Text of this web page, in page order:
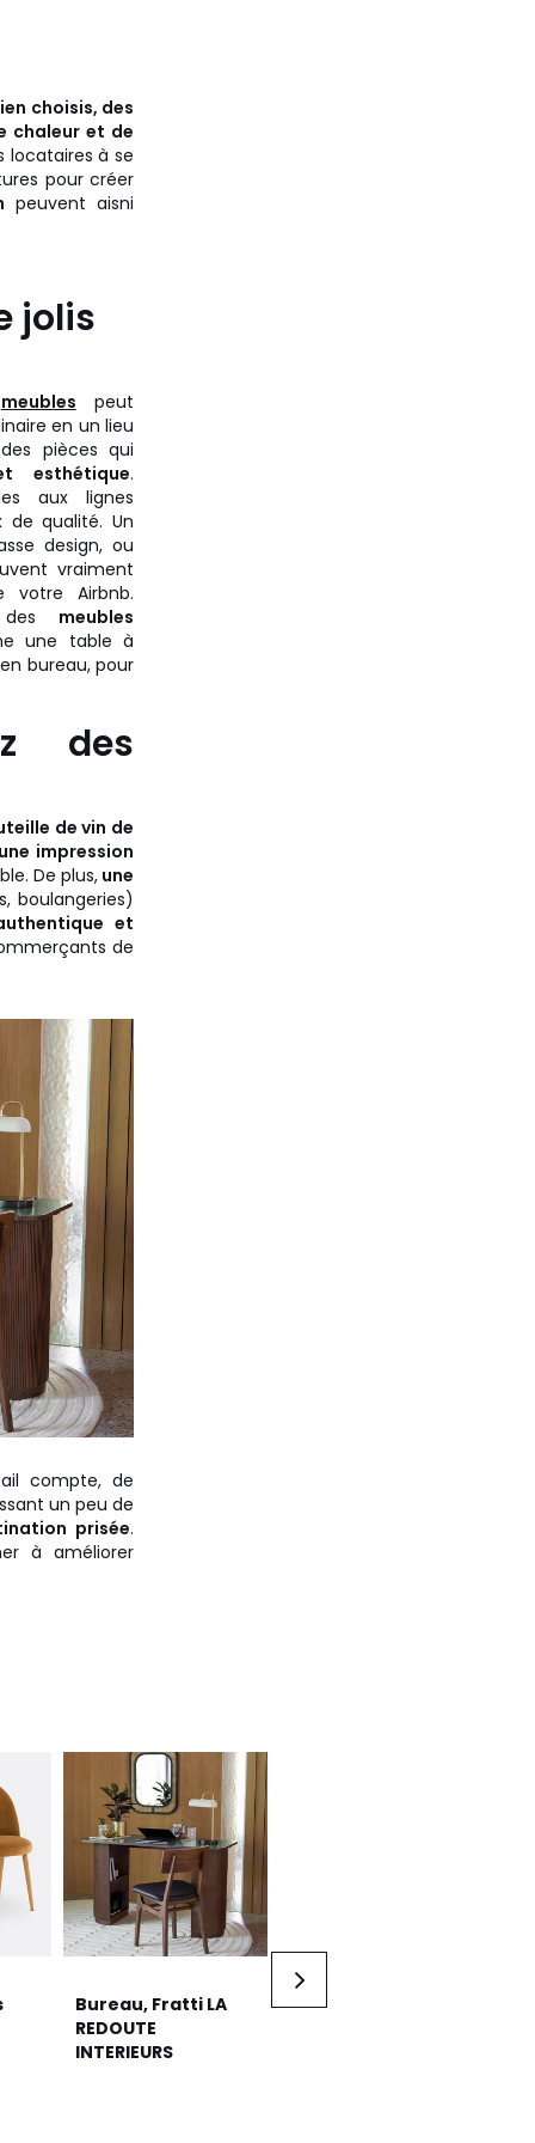
choisis, des
chaleur et de
locataires à se
pour créer
peuvent aisni
jolis
meubles peut
en un lieu
pièces qui
esthétique.
aux lignes
de qualité. Un
design, ou
vraiment
votre Airbnb.
des meubles
une table à
bureau, pour
des
de vin de
impression
De plus, une
boulangeries)
et
de
compte, de
un peu de
prisée.
à améliorer
Bureau, Fratti LA
REDOUTE
INTERIEURS
Suspension rotin